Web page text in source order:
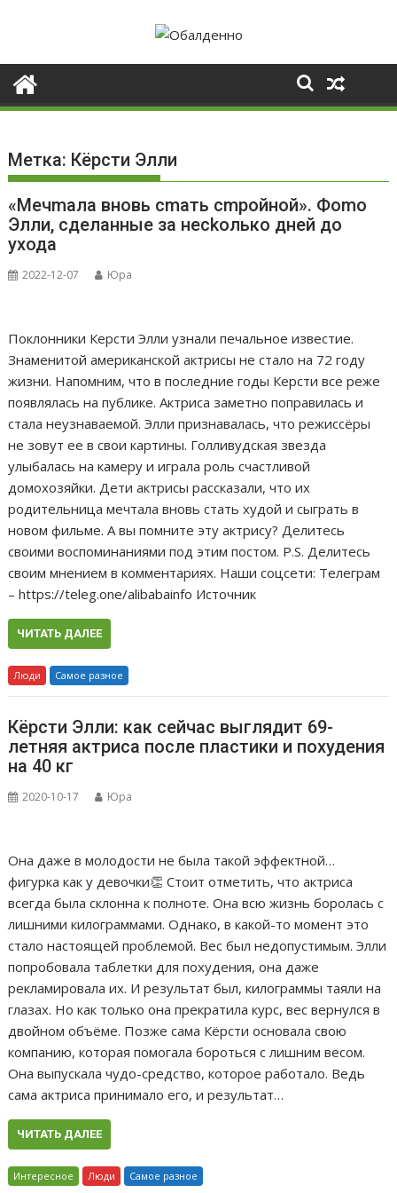
Метка: Кёрсти Элли
«Мечmала вновь сmать сmройной». Фоmо
Элли, сделанные за несkолько дней до
yхода
2022-12-07 Юра
Поклонники Керсти Элли узнали печальное известие.
Знаменитой американской актрисы не стало на 72 году
жизни. Напомним, что в последние годы Керсти все реже
появлялась на публике. Актриса заметно поправилась и
стала неузнаваемой. Элли признавалась, что режиссёры
не зовут ее в свои картины. Голливудская звезда
улыбалась на камеру и играла роль счастливой
домохозяйки. Дети актрисы рассказали, что их
родительница мечтала вновь стать худой и сыграть в
новом фильме. А вы помните эту актрису? Делитесь
своими воспоминаниями под этим постом. P.S. Делитесь
своим мнением в комментариях. Наши соцсети: Телеграм
– https://teleg.one/alibabainfo Источник
ЧИТАТЬ ДАЛЕЕ
Люди Самое разное
Кёрсти Элли: как сейчас выглядит 69-
летняя актриса после пластики и похудения
на 40 кг
2020-10-17 Юра
Она даже в молодости не была такой эффектной…
фигурка как у девочки👏 Стоит отметить, что актриса
всегда была склонна к полноте. Она всю жизнь боролась с
лишними килограммами. Однако, в какой-то момент это
стало настоящей проблемой. Вес был недопустимым. Элли
попробовала таблетки для похудения, она даже
рекламировала их. И результат был, килограммы таяли на
глазах. Но как только она прекратила курс, вес вернулся в
двойном объёме. Позже сама Кёрсти основала свою
компанию, которая помогала бороться с лишним весом.
Она выпускала чудо-средство, которое работало. Ведь
сама актриса принимало его, и результат…
ЧИТАТЬ ДАЛЕЕ
Интересное Люди Самое разное